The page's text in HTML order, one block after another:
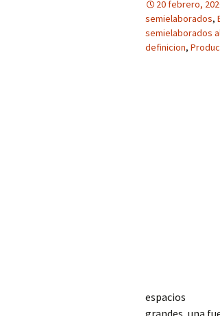
20 febrero,
semielaborados,
semielaborados
definicion,
espacios
grandes, una